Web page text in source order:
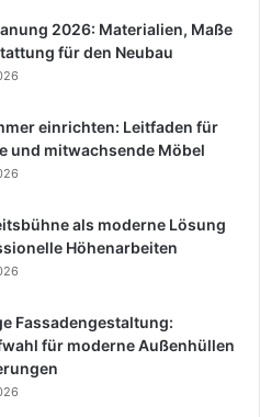
2026: Materialien, Maße
für den Neubau
einrichten: Leitfaden für
und mitwachsende Möbel
als moderne Lösung
Höhenarbeiten
Fassadengestaltung:
für moderne Außenhüllen